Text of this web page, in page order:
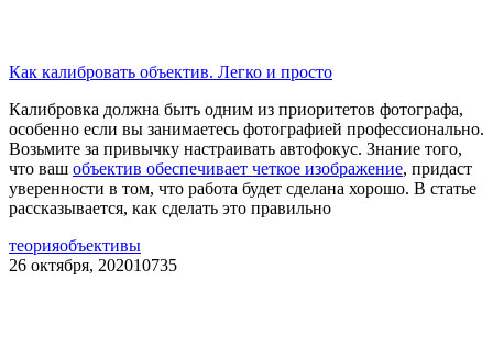
Как калибровать объектив. Легко и просто
Калибровка должна быть одним из приоритетов фотографа,
особенно если вы занимаетесь фотографией профессионально.
Возьмите за привычку настраивать автофокус. Знание того,
что ваш объектив обеспечивает четкое изображение, придаст
уверенности в том, что работа будет сделана хорошо. В статье
рассказывается, как сделать это правильно
теорияобъективы
26 октября, 202010735